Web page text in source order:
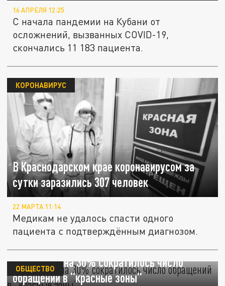
16 АПРЕЛЯ 12:25
С начала пандемии на Кубани от
осложнений, вызванных COVID-19,
скончались 11 183 пациента.
В Краснодарском крае коронавирусом за
сутки заразились 307 человек
КОРОНАВИРУС
22 МАРТА 11:14
Медикам не удалось спасти одного
пациента с подтверждённым диагнозом.
В Кузбассе на 30% сократилось число
обращений в “красные зоны”
ОБЩЕСТВО